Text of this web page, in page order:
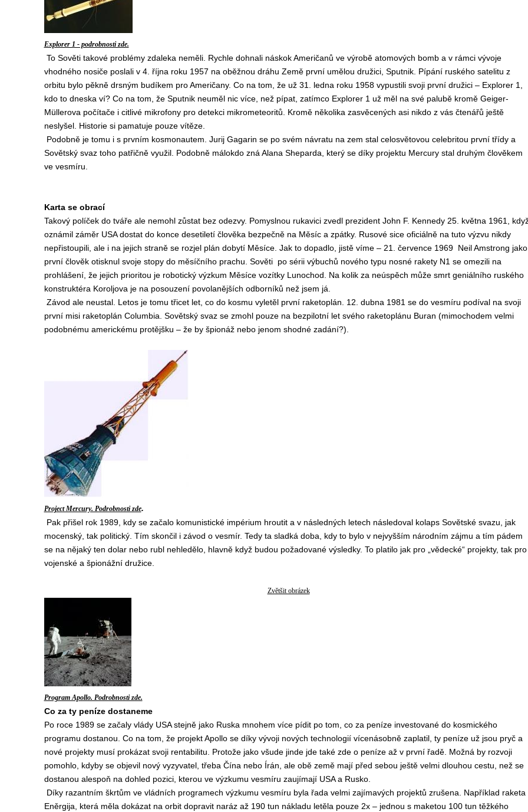
Explorer 1 - podrobnosti zde.
To Sověti takové problémy zdaleka neměli. Rychle dohnali náskok Američanů ve výrobě atomových bomb a v rámci vývoje
vhodného nosiče poslali v 4. října roku 1957 na oběžnou dráhu Země první umělou družici, Sputnik. Pípání ruského satelitu z
orbitu bylo pěkně drsným budíkem pro Američany. Co na tom, že už 31. ledna roku 1958 vypustili svoji první družici – Explorer 1,
kdo to dneska ví? Co na tom, že Sputnik neuměl nic více, než pípat, zatímco Explorer 1 už měl na své palubě kromě Geiger-
Müllerova počítače i citlivé mikrofony pro detekci mikrometeoritů. Kromě několika zasvěcených asi nikdo z vás čtenářů ještě
neslyšel. Historie si pamatuje pouze vítěze.
Podobně je tomu i s prvním kosmonautem. Jurij Gagarin se po svém návratu na zem stal celosvětovou celebritou první třídy a
Sovětský svaz toho patřičně využil. Podobně málokdo zná Alana Sheparda, který se díky projektu Mercury stal druhým člověkem
ve vesmíru.
Karta se obrací
Takový políček do tváře ale nemohl zůstat bez odezvy. Pomyslnou rukavici zvedl prezident John F. Kennedy 25. května 1961,
oznámil záměr USA dostat do konce desetiletí člověka bezpečně na Měsíc a zpátky. Rusové sice oficiálně na tuto výzvu nikdy
nepřistoupili, ale i na jejich straně se rozjel plán dobytí Měsíce. Jak to dopadlo, jistě víme – 21. července 1969 Neil Amstrong jako
první člověk otisknul svoje stopy do měsíčního prachu. Sověti po sérii výbuchů nového typu nosné rakety N1 se omezili na
prohlášení, že jejich prioritou je robotický výzkum Měsíce vozítky Lunochod. Na kolik za neúspěch může smrt geniálního ruského
konstruktéra Koroljova je na posouzení povolanějších odborníků než jsem já.
Závod ale neustal. Letos je tomu třicet let, co do kosmu vyletěl první raketoplán. 12. dubna 1981 se do vesmíru podíval na svoji
první misi raketoplán Columbia. Sovětský svaz se zmohl pouze na bezpilotní let svého raketoplánu Buran (mimochodem velmi
podobnému americkému protějšku – že by špionáž nebo jenom shodné zadání?).
Project Mercury. Podrobnosti zde.
Pak přišel rok 1989, kdy se začalo komunistické impérium hroutit a v následných letech následoval kolaps Sovětské svazu, jak
mocenský, tak politický. Tím skončil i závod o vesmír. Tedy ta sladká doba, kdy to bylo v nejvyšším národním zájmu a tím pádem
se na nějaký ten dolar nebo rubl nehledělo, hlavně když budou požadované výsledky. To platilo jak pro „vědecké“ projekty, tak pro
vojenské a špionážní družice.
Zvětšit obrázek
Program Apollo. Podrobnosti zde.
Co za ty peníze dostaneme
Po roce 1989 se začaly vlády USA stejně jako Ruska mnohem více pídit po tom, co za peníze investované do kosmického
programu dostanou. Co na tom, že projekt Apollo se díky vývoji nových technologií vícenásobně zaplatil, ty peníze už jsou pryč a
nové projekty musí prokázat svoji rentabilitu. Protože jako všude jinde jde také zde o peníze až v první řadě. Možná by rozvoji
pomohlo, kdyby se objevil nový vyzyvatel, třeba Čína nebo Írán, ale obě země mají před sebou ještě velmi dlouhou cestu, než se
dostanou alespoň na dohled pozici, kterou ve výzkumu vesmíru zaujímají USA a Rusko.
Díky razantním škrtům ve vládních programech výzkumu vesmíru byla řada velmi zajímavých projektů zrušena. Například raketa
Eněrgija, která měla dokázat na orbit dopravit naráz až 190 tun nákladu letěla pouze 2x – jednou s maketou 100 tun těžkého